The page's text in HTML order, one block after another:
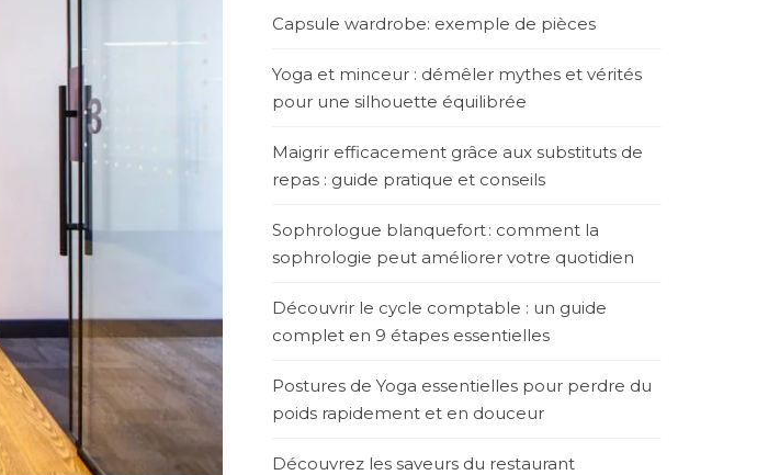
Capsule wardrobe: exemple de pièces
Yoga et minceur : démêler mythes et vérités
pour une silhouette équilibrée
Maigrir efficacement grâce aux substituts de
repas : guide pratique et conseils
Sophrologue blanquefort : comment la
sophrologie peut améliorer votre quotidien
Découvrir le cycle comptable : un guide
complet en 9 étapes essentielles
Postures de Yoga essentielles pour perdre du
poids rapidement et en douceur
Découvrez les saveurs du restaurant